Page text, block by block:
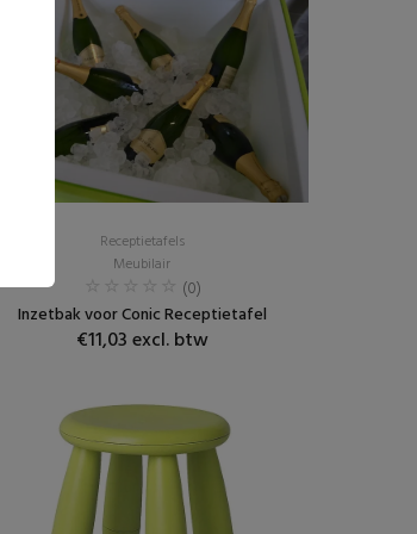
Receptietafels
Meubilair
(0)
Inzetbak voor Conic Receptietafel
€11,03 excl. btw